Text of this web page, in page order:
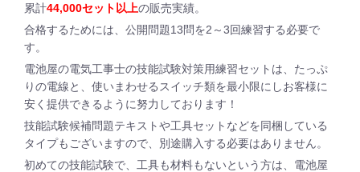
累計44,000セット以上の販売実績。
合格するためには、 公開問題13問を2～3回練習する必要で
す。
電池屋の電気工事士の技能試験対策用練習セットは、たっぷ
りの電線と、使いまわせるスイッチ類を最小限にしお客様に
安く提供できるように努力しております！
技能試験候補問題テキストや工具セットなどを同梱している
タイプもございますので、別途購入する必要はありません。
初めての技能試験で、工具も材料もないという方は、電池屋